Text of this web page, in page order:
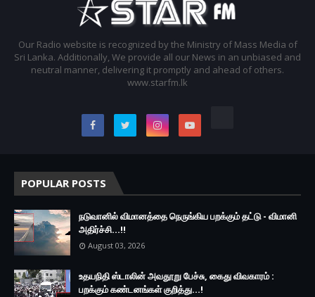
Our Radio website is recognized by the Ministry of Mass Media of
Sri Lanka. Additionally, We provide all our News in an unbiased and
neutral manner, delivering it promptly and ahead of others.
www.starfm.lk
POPULAR POSTS
நடுவானில் விமானத்தை நெருங்கிய பறக்கும் தட்டு - விமானி
அதிர்ச்சி...!!
August 03, 2026
உதயநிதி ஸ்டாலின் அவதூறு பேச்சு, கைது விவகாரம் :
பறக்கும் கண்டனங்கள் குறித்து...!